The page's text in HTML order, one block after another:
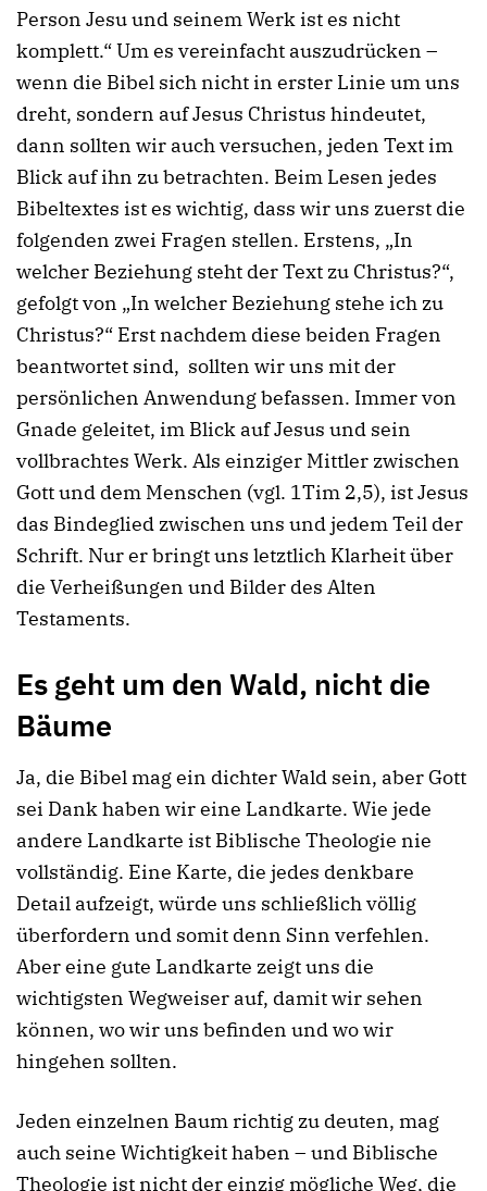
Person Jesu und seinem Werk ist es nicht
komplett.“ Um es vereinfacht auszudrücken –
wenn die Bibel sich nicht in erster Linie um uns
dreht, sondern auf Jesus Christus hindeutet,
dann sollten wir auch versuchen, jeden Text im
Blick auf ihn zu betrachten. Beim Lesen jedes
Bibeltextes ist es wichtig, dass wir uns zuerst die
folgenden zwei Fragen stellen. Erstens, „In
welcher Beziehung steht der Text zu Christus?“,
gefolgt von „In welcher Beziehung stehe ich zu
Christus?“ Erst nachdem diese beiden Fragen
beantwortet sind, sollten wir uns mit der
persönlichen Anwendung befassen. Immer von
Gnade geleitet, im Blick auf Jesus und sein
vollbrachtes Werk. Als einziger Mittler zwischen
Gott und dem Menschen (vgl. 1Tim 2,5), ist Jesus
das Bindeglied zwischen uns und jedem Teil der
Schrift. Nur er bringt uns letztlich Klarheit über
die Verheißungen und Bilder des Alten
Testaments.
Es geht um den Wald, nicht die
Bäume
Ja, die Bibel mag ein dichter Wald sein, aber Gott
sei Dank haben wir eine Landkarte. Wie jede
andere Landkarte ist Biblische Theologie nie
vollständig. Eine Karte, die jedes denkbare
Detail aufzeigt, würde uns schließlich völlig
überfordern und somit denn Sinn verfehlen.
Aber eine gute Landkarte zeigt uns die
wichtigsten Wegweiser auf, damit wir sehen
können, wo wir uns befinden und wo wir
hingehen sollten.
Jeden einzelnen Baum richtig zu deuten, mag
auch seine Wichtigkeit haben – und Biblische
Theologie ist nicht der einzig mögliche Weg, die